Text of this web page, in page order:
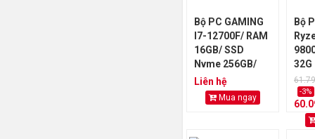
Bộ PC GAMING
I7-12700F/ RAM
16GB/ SSD
Nvme 256GB/
VGA RX 6500XT
4GB
Liên hệ
Mua ngay
Bộ
32G
-3%